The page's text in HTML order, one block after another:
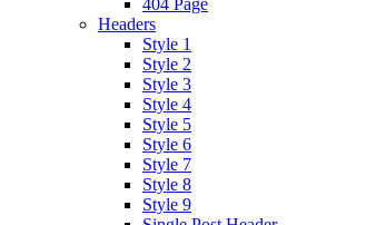
404 Page
Headers
Style 1
Style 2
Style 3
Style 4
Style 5
Style 6
Style 7
Style 8
Style 9